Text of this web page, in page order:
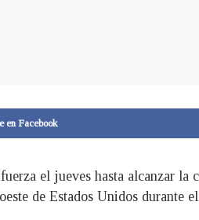
en Facebook
el jueves hasta alcanzar
de Estados Unidos durante